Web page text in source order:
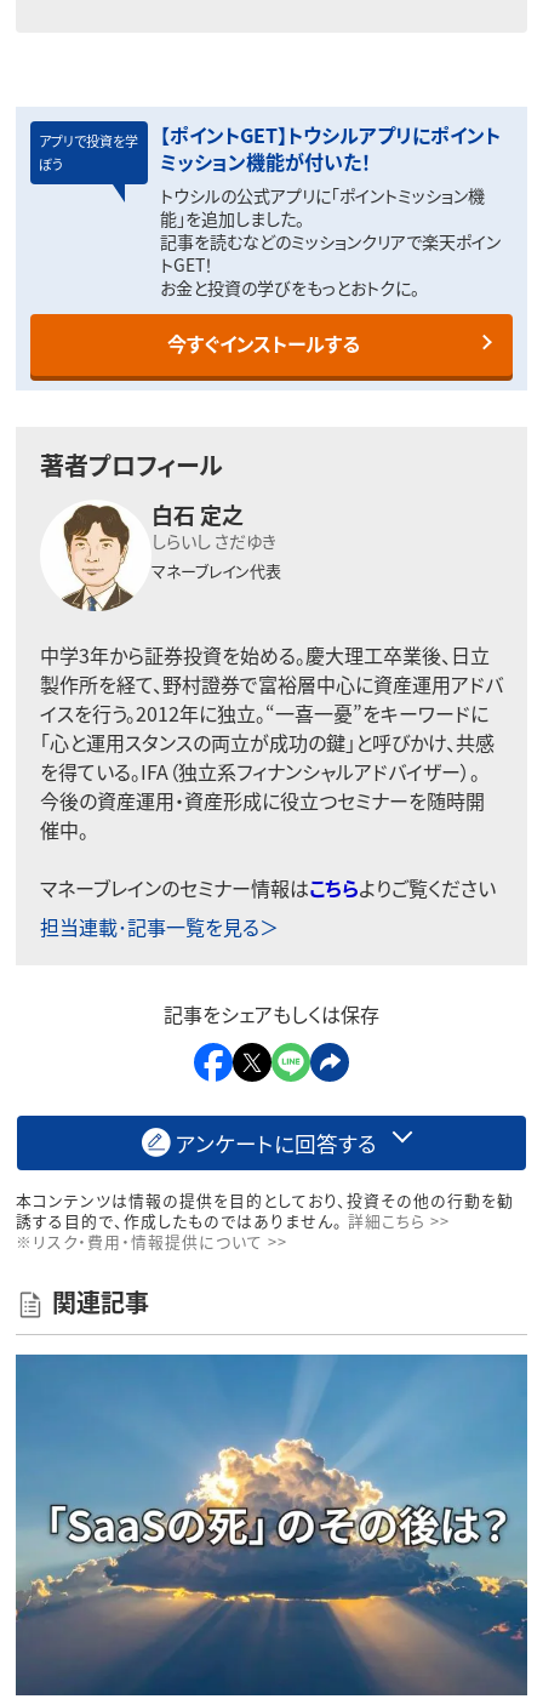
アプリで投資を学
ぼう
【ポイントGET】トウシルアプリにポイント
ミッション機能が付いた！
トウシルの公式アプリに「ポイントミッション機
能」を追加しました。
記事を読むなどのミッションクリアで楽天ポイン
トGET！
お金と投資の学びをもっとおトクに。
今すぐインストールする
著者プロフィール
白石 定之
しらいし さだゆき
マネーブレイン代表
中学3年から証券投資を始める。慶大理工卒業後、日立
製作所を経て、野村證券で富裕層中心に資産運用アドバ
イスを行う。2012年に独立。“一喜一憂”をキーワードに
「心と運用スタンスの両立が成功の鍵」と呼びかけ、共感
を得ている。IFA（独立系フィナンシャルアドバイザー）。
今後の資産運用・資産形成に役立つセミナーを随時開
催中。
マネーブレインのセミナー情報はこちらよりご覧ください
担当連載･記事一覧を見る＞
記事をシェアもしくは保存
アンケートに回答する
本コンテンツは情報の提供を目的としており、投資その他の行動を勧
誘する目的で、作成したものではありません。 詳細こちら >>
※リスク・費用・情報提供について >>
関連記事